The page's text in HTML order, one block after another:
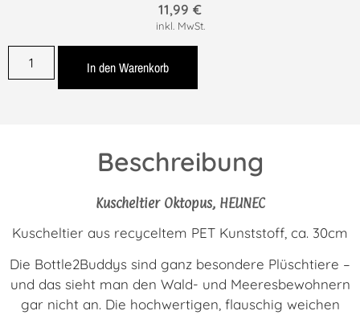
11,99 €
inkl. MwSt.
In den Warenkorb
Beschreibung
Kuscheltier Oktopus, HEUNEC
Kuscheltier aus recyceltem PET Kunststoff, ca. 30cm
Die Bottle2Buddys sind ganz besondere Plüschtiere –
und das sieht man den Wald- und Meeresbewohnern
gar nicht an. Die hochwertigen, flauschig weichen